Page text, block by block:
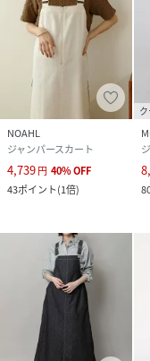
NOAHL
ジャンパースカート
4,739円 40%OFF
43ポイント(1倍)